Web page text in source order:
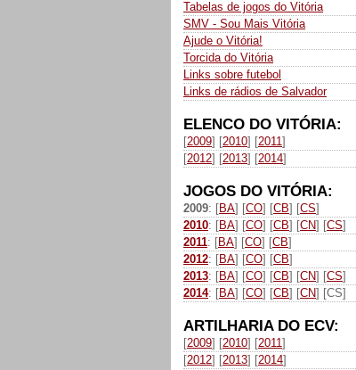
Tabelas de jogos do Vitória
SMV - Sou Mais Vitória
Ajude o Vitória!
Torcida do Vitória
Links sobre futebol
Links de rádios de Salvador
ELENCO DO VITÓRIA:
[2009] [2010] [2011]
[2012] [2013] [2014]
JOGOS DO VITÓRIA:
2009: [BA] [CO] [CB] [CS]
2010: [BA] [CO] [CB] [CN] [CS]
2011: [BA] [CO] [CB]
2012: [BA] [CO] [CB]
2013: [BA] [CO] [CB] [CN] [CS]
2014: [BA] [CO] [CB] [CN] [CS]
ARTILHARIA DO ECV:
[2009] [2010] [2011]
[2012] [2013] [2014]